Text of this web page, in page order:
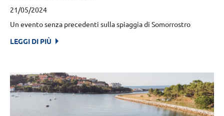
21/05/2024
Un evento senza precedenti sulla spiaggia di Somorrostro
LEGGI DI PIÙ